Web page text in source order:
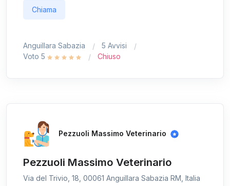
Chiama
Anguillara Sabazia
5 Avvisi
Voto 5
Chiuso
Pezzuoli Massimo Veterinario
Pezzuoli Massimo Veterinario
Via del Trivio, 18, 00061 Anguillara Sabazia RM, Italia